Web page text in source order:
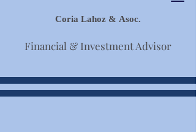
Coria Lahoz & Asoc.
Financial & Investment Advisor